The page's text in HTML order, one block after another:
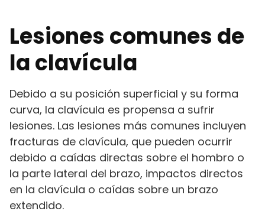
Lesiones comunes de
la clavícula
Debido a su posición superficial y su forma
curva, la clavícula es propensa a sufrir
lesiones. Las lesiones más comunes incluyen
fracturas de clavícula, que pueden ocurrir
debido a caídas directas sobre el hombro o
la parte lateral del brazo, impactos directos
en la clavícula o caídas sobre un brazo
extendido.